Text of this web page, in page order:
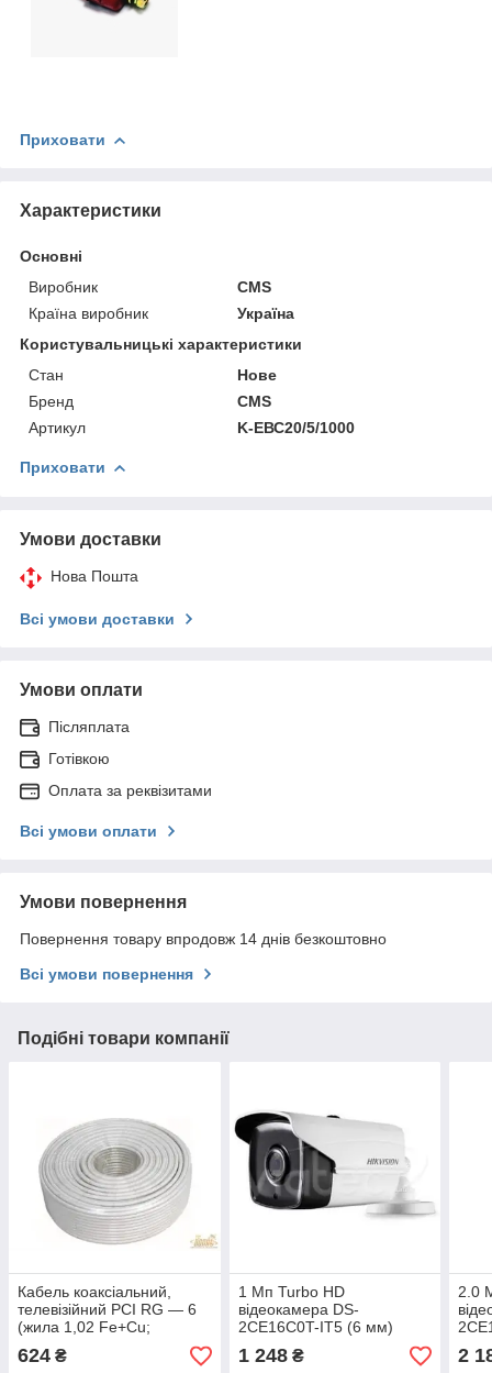
Приховати
Характеристики
Основні
Виробник
CMS
Країна виробник
Україна
Користувальницькі характеристики
Стан
Нове
Бренд
CMS
Артикул
K-ЕВС20/5/1000
Приховати
Умови доставки
Нова Пошта
Всі умови доставки
Умови оплати
Післяплата
Готівкою
Оплата за реквізитами
Всі умови оплати
Умови повернення
Повернення товару впродовж 14 днів безкоштовно
Всі умови повернення
Подібні товари компанії
Кабель коаксіальний,
телевізійний PCI RG — 6
(жила 1,02 Fe+Cu;
обплетення 48x0,12 мм
Al; фольга Al) 100 м.
624 ₴
1 Мп Turbo HD
відеокамера DS-
2CE16C0T-IT5 (6 мм)
1 248₴
2.0
2